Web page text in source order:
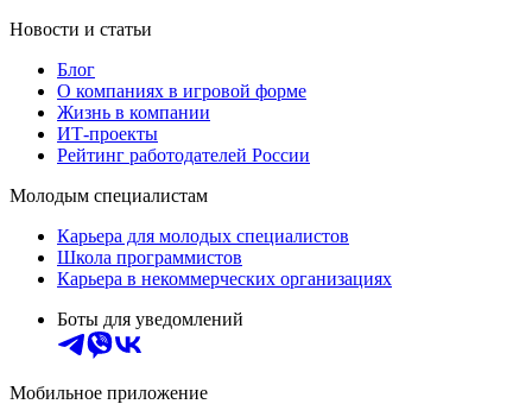
Новости и статьи
Блог
О компаниях в игровой форме
Жизнь в компании
ИТ-проекты
Рейтинг работодателей России
Молодым специалистам
Карьера для молодых специалистов
Школа программистов
Карьера в некоммерческих организациях
Боты для уведомлений
Мобильное приложение